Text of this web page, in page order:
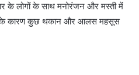
के लोगों के साथ मनोरंजन और मस्ती में
के कारण कुछ थकान और आलस महसूस